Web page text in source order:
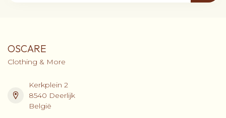
OSCARE
Clothing & More
Kerkplein 2
8540 Deerlijk
België